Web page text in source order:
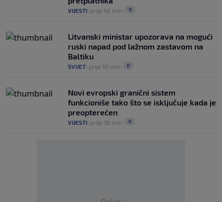
VIJESTI prije 42 min 0
Litvanski ministar upozorava na mogući
ruski napad pod lažnom zastavom na
Baltiku
SVIJET prije 50 min 0
Novi evropski granični sistem
funkcioniše tako što se isključuje kada je
preopterećen
VIJESTI prije 56 min 0